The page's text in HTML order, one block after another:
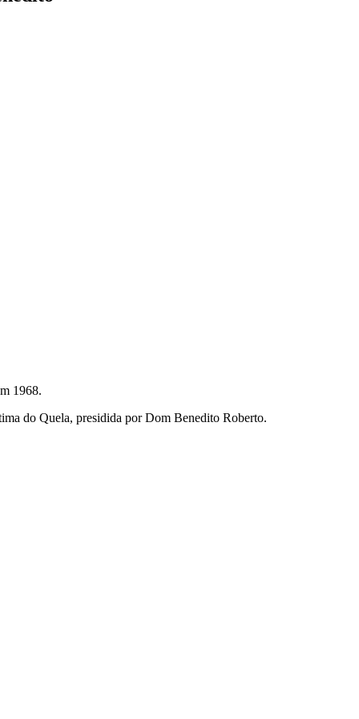
1968.
do Quela, presidida por Dom Benedito Roberto.